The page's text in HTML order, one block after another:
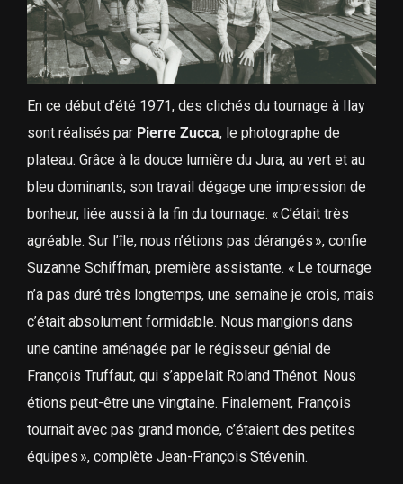
En ce début d’été 1971, des clichés du tournage à Ilay
sont réalisés par Pierre Zucca, le photographe de
plateau. Grâce à la douce lumière du Jura, au vert et au
bleu dominants, son travail dégage une impression de
bonheur, liée aussi à la fin du tournage. « C’était très
agréable. Sur l’île, nous n’étions pas dérangés », confie
Suzanne Schiffman, première assistante. « Le tournage
n’a pas duré très longtemps, une semaine je crois, mais
c’était absolument formidable. Nous mangions dans
une cantine aménagée par le régisseur génial de
François Truffaut, qui s’appelait Roland Thénot. Nous
étions peut-être une vingtaine. Finalement, François
tournait avec pas grand monde, c’étaient des petites
équipes », complète Jean-François Stévenin.